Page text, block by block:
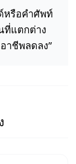
หรือคำศัพท์
ที่แตกต่าง
าชีพลดลง”